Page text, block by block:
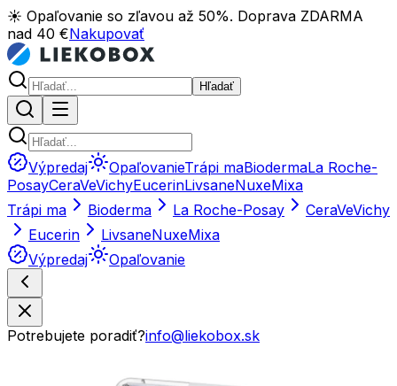
☀️ Opaľovanie so zľavou až 50%. Doprava ZDARMA
nad 40 €Nakupovať
Hľadať
Výpredaj OpaľovanieTrápi maBiodermaLa Roche-
PosayCeraVeVichyEucerinLivsaneNuxeMixa
Trápi ma
Bioderma La Roche-Posay CeraVeVichy
Eucerin
LivsaneNuxeMixa
Výpredaj
Opaľovanie
Potrebujete poradiť?info@liekobox.sk